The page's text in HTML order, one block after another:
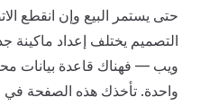
حتى يستمر البيع وإن انقطع
التصميم يختلف إعداد ماكينة
ويب — فهناك قاعدة بيانات
واحدة. تأخذك هذه الصفحة في